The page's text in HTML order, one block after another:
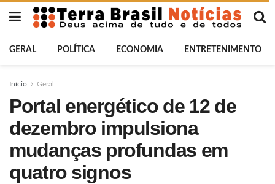
GERAL POLÍTICA ECONOMIA ENTRETENIMENTO
Início Geral
Portal energético de 12 de
dezembro impulsiona
mudanças profundas em
quatro signos